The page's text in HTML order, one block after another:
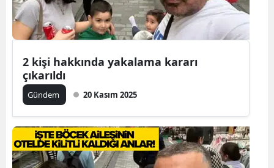
2 kişi hakkında yakalama kararı
çıkarıldı
Gündem 20 Kasım 2025